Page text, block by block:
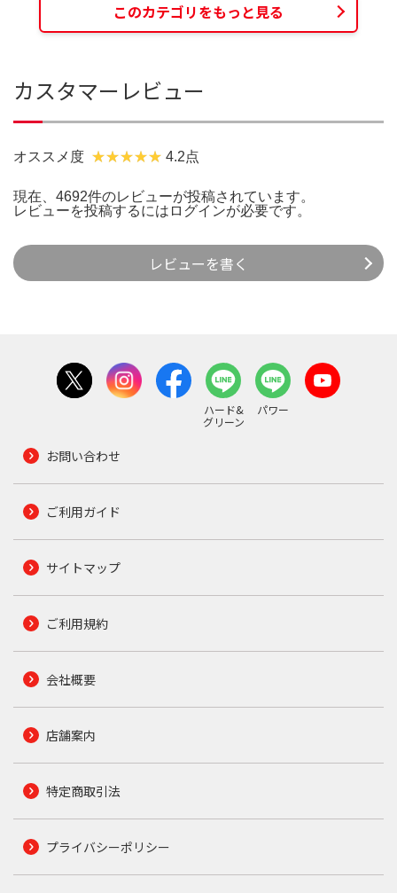
このカテゴリをもっと見る
カスタマーレビュー
オススメ度 4.2点
現在、4692件のレビューが投稿されています。
レビューを投稿するには ログインが必要です。
レビューを書く
ハード&
グリーン
パワー
お問い合わせ
ご利用ガイド
サイトマップ
ご利用規約
会社概要
店舗案内
特定商取引法
プライバシーポリシー